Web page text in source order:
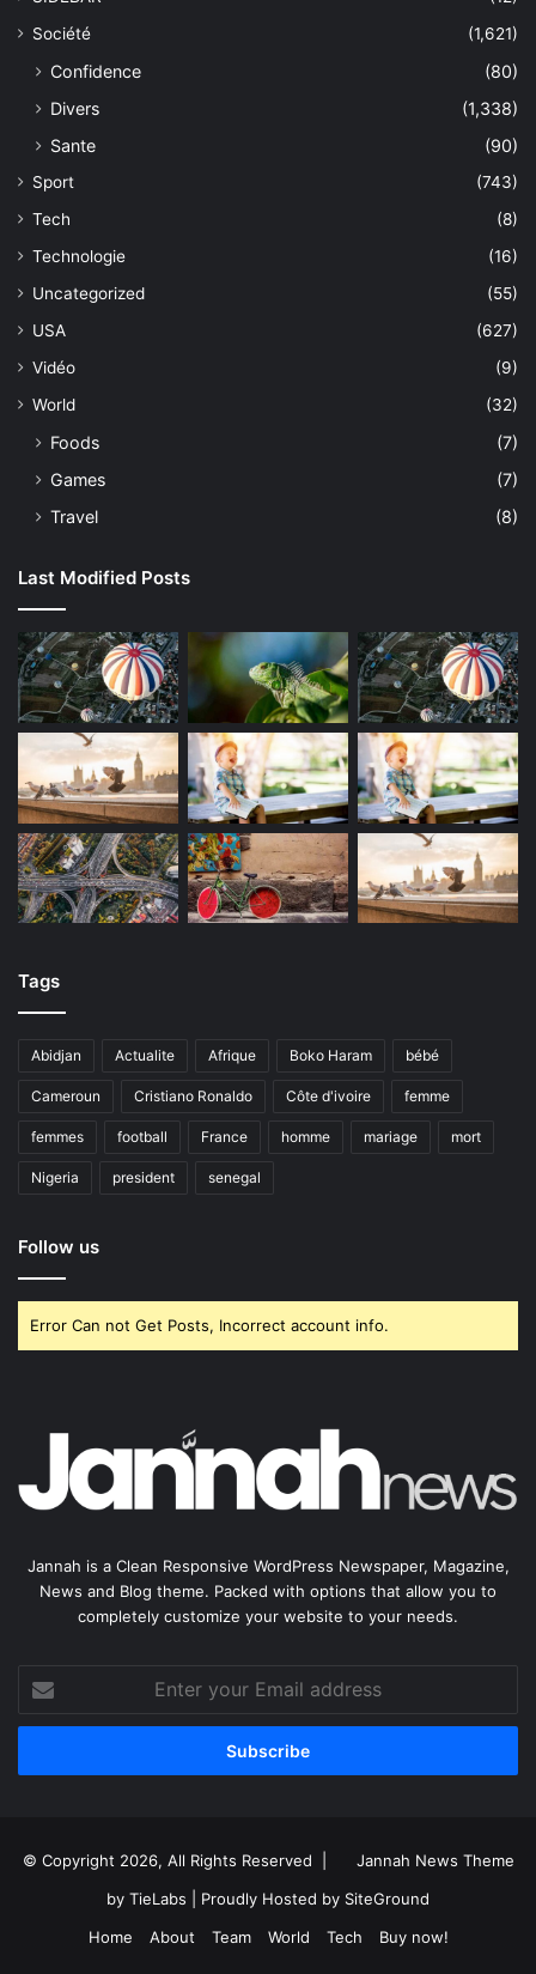
Société
(1,621)
Confidence
(80)
Divers
(1,338)
Sante
(90)
Sport
(743)
Tech
(8)
Technologie
(16)
Uncategorized
(55)
USA
(627)
Vidéo
(9)
World
(32)
Foods
(7)
Games
(7)
Travel
(8)
Last Modified Posts
Tags
Abidjan Actualite Afrique Boko Haram bébé
Cameroun Cristiano Ronaldo Côte d'ivoire femme
femmes football France homme mariage mort
Nigeria president senegal
Follow us
Error Can not Get Posts, Incorrect account info.
Jannah is a Clean Responsive WordPress Newspaper, Magazine,
News and Blog theme. Packed with options that allow you to
completely customize your website to your needs.
your
Email
© Copyright 2026, All Rights Reserved |
Jannah News Theme
by TieLabs | Proudly Hosted by SiteGround
Home
About Team World Tech Buy now!